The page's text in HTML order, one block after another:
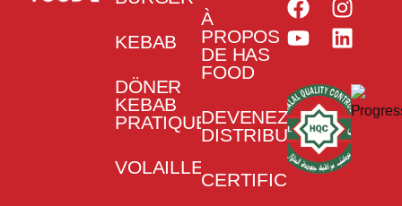
KEBAB
DÖNER
KEBAB
PRATIQUE
VOLAILLE
À
PROPOS
DE HAS
FOOD
DEVENEZ
DISTRIBUTEUR
CERTIFICATS